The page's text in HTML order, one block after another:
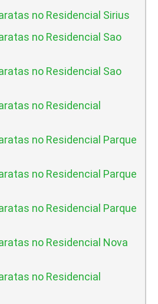
no Residencial Sirius
no Residencial Sao
no Residencial Sao
no Residencial
no Residencial Parque
no Residencial Parque
no Residencial Parque
no Residencial Nova
no Residencial